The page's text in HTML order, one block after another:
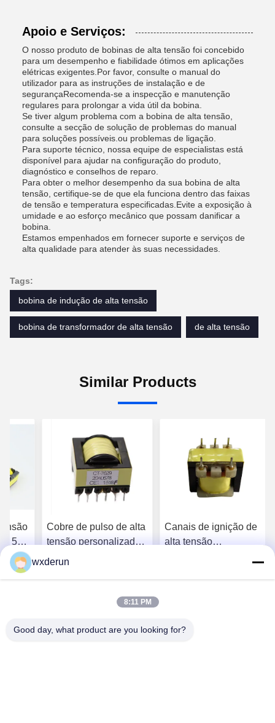
Apoio e Serviços:
O nosso produto de bobinas de alta tensão foi concebido
para um desempenho e fiabilidade ótimos em aplicações
elétricas exigentes.Por favor, consulte o manual do
utilizador para as instruções de instalação e de
segurançaRecomenda-se a inspecção e manutenção
regulares para prolongar a vida útil da bobina.
Se tiver algum problema com a bobina de alta tensão,
consulte a secção de solução de problemas do manual
para soluções possíveis.ou problemas de ligação.
Para suporte técnico, nossa equipe de especialistas está
disponível para ajudar na configuração do produto,
diagnóstico e conselhos de reparo.
Para obter o melhor desempenho da sua bobina de alta
tensão, certifique-se de que ela funciona dentro das faixas
de tensão e temperatura especificadas.Evite a exposição à
umidade e ao esforço mecânico que possam danificar a
bobina.
Estamos empenhados em fornecer suporte e serviços de
alta qualidade para atender às suas necessidades.
Tags:
bobina de indução de alta tensão
bobina de transformador de alta tensão de alta tensão
Similar Products
50
Cobre de pulso de alta
tensão personalizado
para instrumentos
Canais de ignição de
alta tensão
wxderun
8:11 PM
Good day, what product are you looking for?